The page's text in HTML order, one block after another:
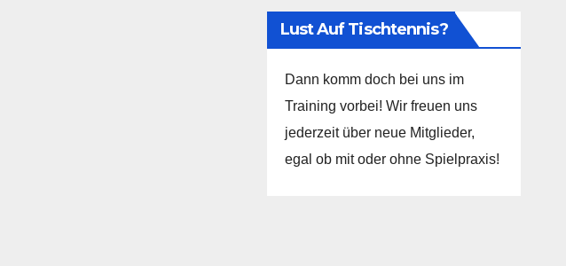
Lust Auf Tischtennis?
Dann komm doch bei uns im
Training vorbei! Wir freuen uns
jederzeit über neue Mitglieder,
egal ob mit oder ohne Spielpraxis!